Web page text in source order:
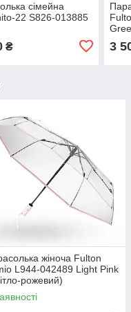
сімейна
22 S826-013885
₴ 3
жіноча Fulton
L944-042489 Light Pink
рожевий)